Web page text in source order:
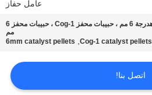
عامل حفاز
محفز هدرجة 6 مم ، حبيبات محفز Cog-1 ، حبيبات محفز 6
مم
Cog-1 catalyst pellets
,
6mm catalyst pellets
اتصل بنا!